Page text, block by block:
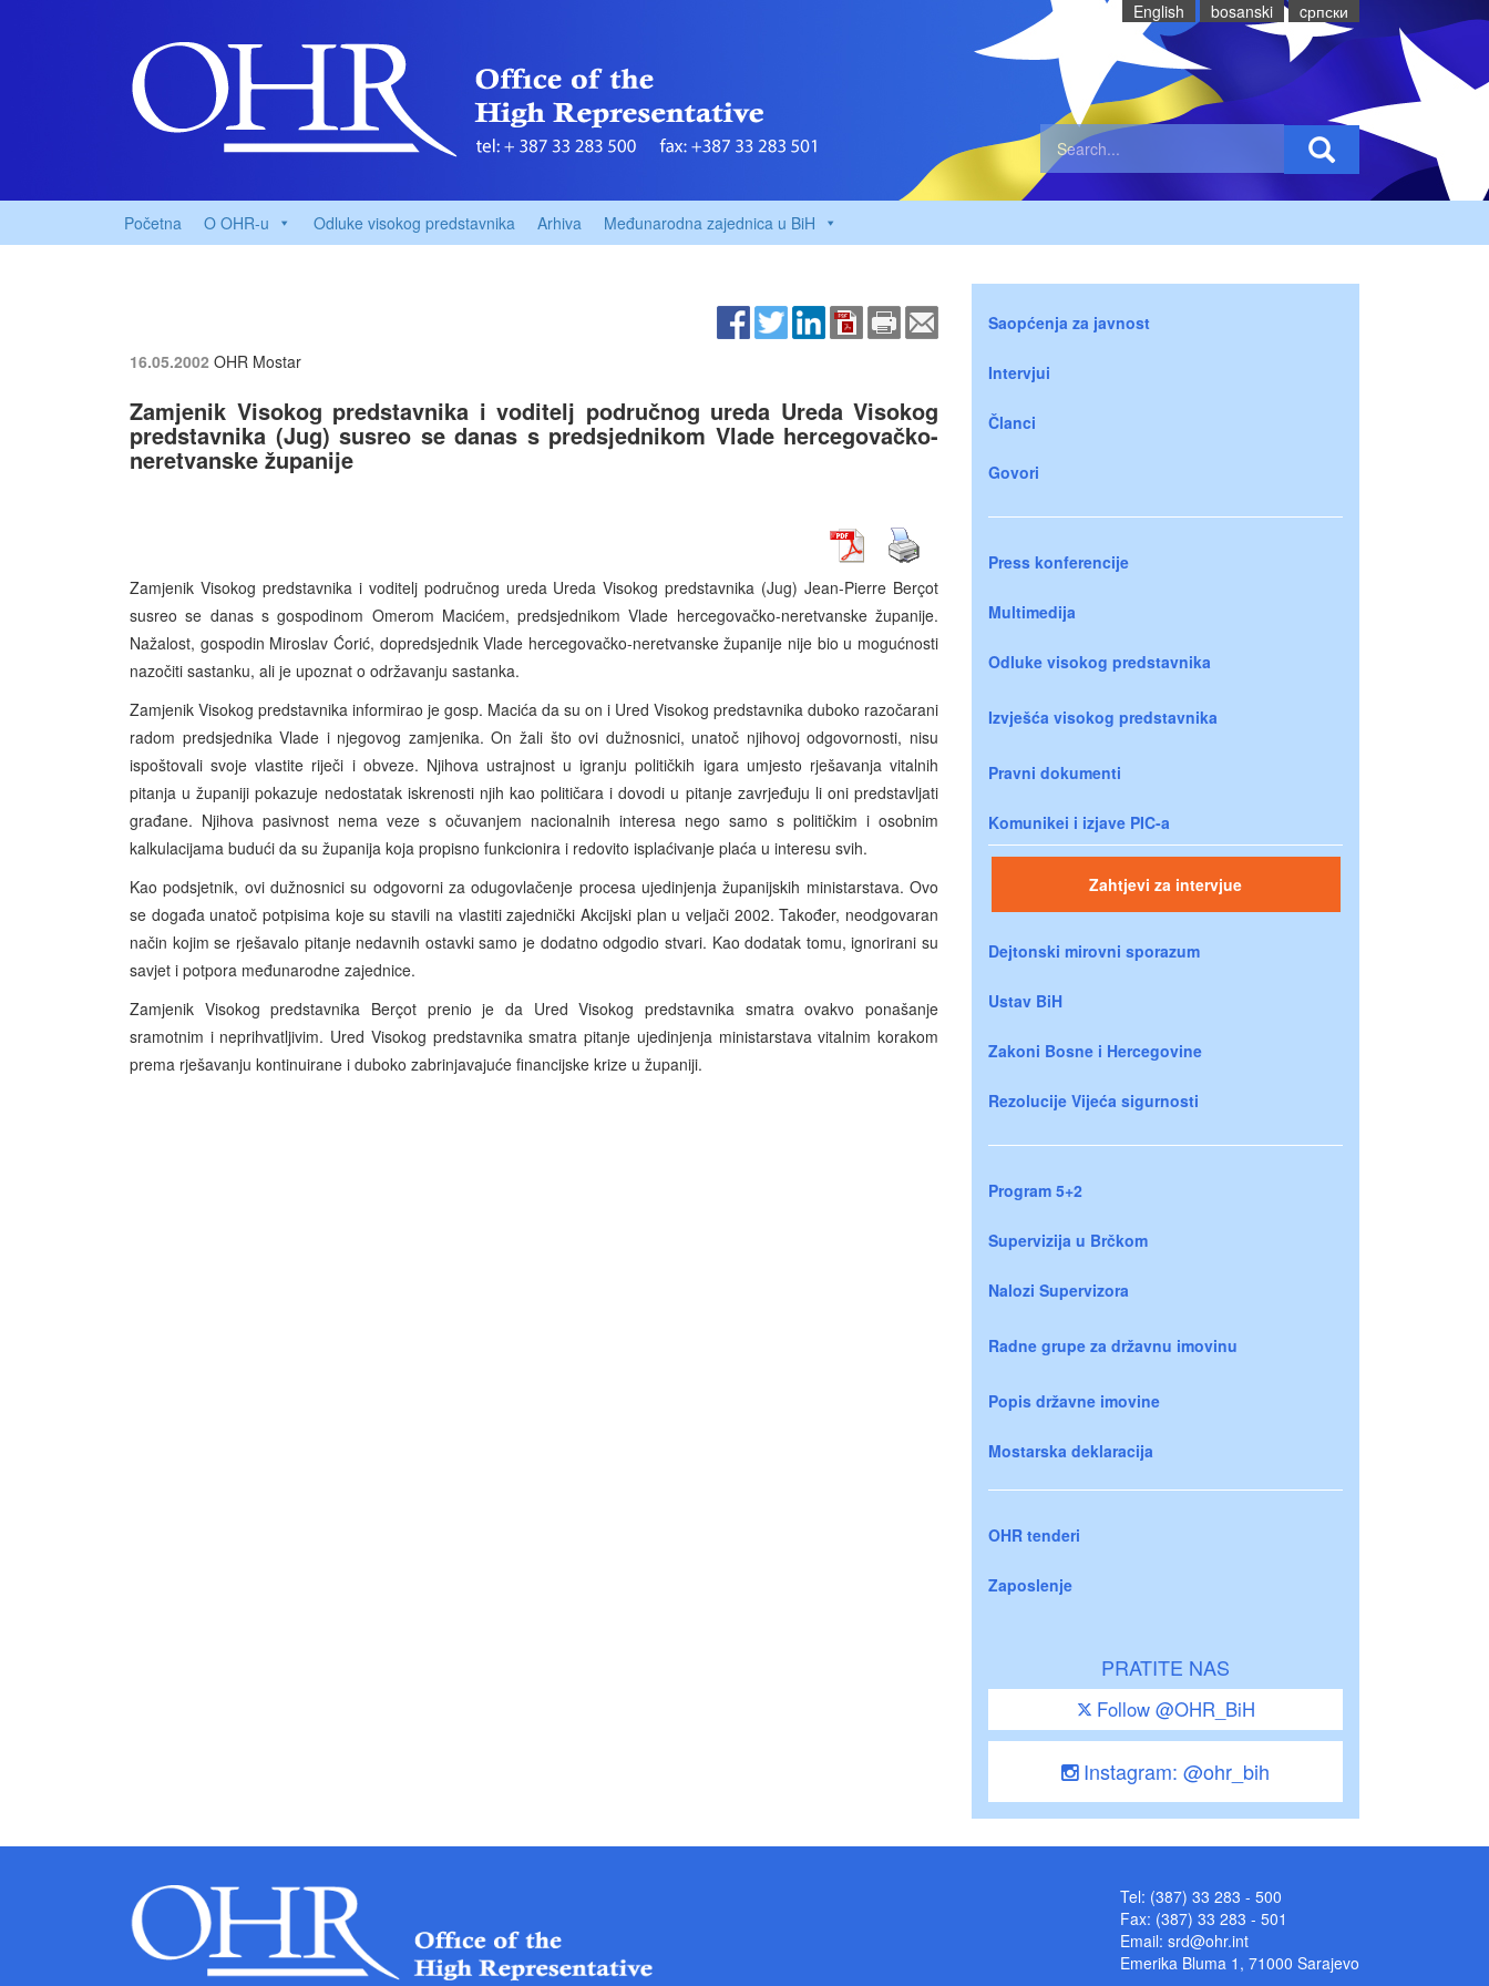
English bosanski cрпски
Početna O OHR-u Odluke visokog predstavnika Arhiva Međunarodna zajednica u BiH
16.05.2002 OHR Mostar
Zamjenik Visokog predstavnika i voditelj područnog ureda Ureda Visokog
predstavnika (Jug) susreo se danas s predsjednikom Vlade hercegovačko-
neretvanske županije
Zamjenik Visokog predstavnika i voditelj područnog ureda Ureda Visokog predstavnika (Jug) Jean-Pierre Berçot
susreo se danas s gospodinom Omerom Macićem, predsjednikom Vlade hercegovačko-neretvanske županije.
Nažalost, gospodin Miroslav Ćorić, dopredsjednik Vlade hercegovačko-neretvanske županije nije bio u mogućnosti
nazočiti sastanku, ali je upoznat o održavanju sastanka.
Zamjenik Visokog predstavnika informirao je gosp. Macića da su on i Ured Visokog predstavnika duboko razočarani
radom predsjednika Vlade i njegovog zamjenika. On žali što ovi dužnosnici, unatoč njihovoj odgovornosti, nisu
ispoštovali svoje vlastite riječi i obveze. Njihova ustrajnost u igranju političkih igara umjesto rješavanja vitalnih
pitanja u županiji pokazuje nedostatak iskrenosti njih kao političara i dovodi u pitanje zavrjeđuju li oni predstavljati
građane. Njihova pasivnost nema veze s očuvanjem nacionalnih interesa nego samo s političkim i osobnim
kalkulacijama budući da su županija koja propisno funkcionira i redovito isplaćivanje plaća u interesu svih.
Kao podsjetnik, ovi dužnosnici su odgovorni za odugovlačenje procesa ujedinjenja županijskih ministarstava. Ovo
se događa unatoč potpisima koje su stavili na vlastiti zajednički Akcijski plan u veljači 2002. Također, neodgovaran
način kojim se rješavalo pitanje nedavnih ostavki samo je dodatno odgodio stvari. Kao dodatak tomu, ignorirani su
savjet i potpora međunarodne zajednice.
Zamjenik Visokog predstavnika Berçot prenio je da Ured Visokog predstavnika smatra ovakvo ponašanje
sramotnim i neprihvatljivim. Ured Visokog predstavnika smatra pitanje ujedinjenja ministarstava vitalnim korakom
prema rješavanju kontinuirane i duboko zabrinjavajuće financijske krize u županiji.
Saopćenja za javnost
Intervjui
Članci
Govori
Press konferencije
Multimedija
Odluke visokog predstavnika
Izvješća visokog predstavnika
Pravni dokumenti
Komunikei i izjave PIC-a
Zahtjevi za intervjue
Dejtonski mirovni sporazum
Ustav BiH
Zakoni Bosne i Hercegovine
Rezolucije Vijeća sigurnosti
Program 5+2
Supervizija u Brčkom
Nalozi Supervizora
Radne grupe za državnu imovinu
Popis državne imovine
Mostarska deklaracija
OHR tenderi
Zaposlenje
PRATITE NAS
Follow @OHR_BiH
Instagram: @ohr_bih
Tel: (387) 33 283 - 500
Fax: (387) 33 283 - 501
Email: srd@ohr.int
Emerika Bluma 1, 71000 Sarajevo